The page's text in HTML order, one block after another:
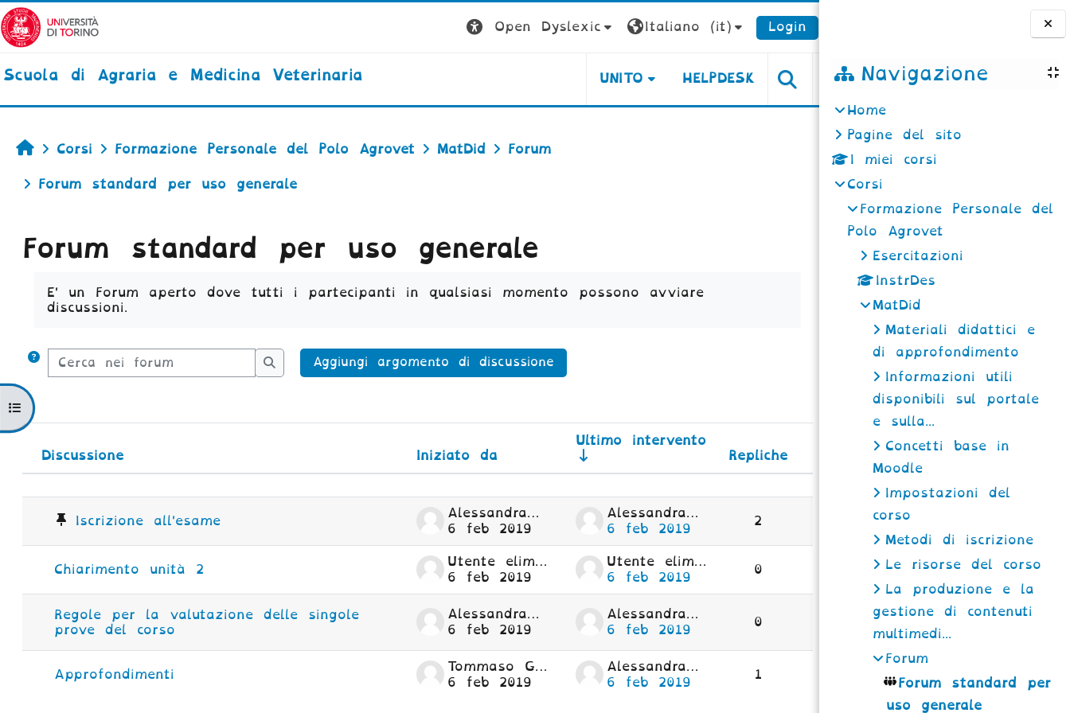
Vai al contenuto principale
Blocchi
Navigazione
Home
Pagine del sito
I miei corsi
Corsi
Formazione Personale del
Polo Agrovet
Esercitazioni
InstrDes
MatDid
Materiali didattici e
di approfondimento
Informazioni utili
disponibili sul portale
e sulla...
Concetti base in
Moodle
Impostazioni del
corso
Metodi di iscrizione
Le risorse del corso
La produzione e la
gestione di contenuti
multimedi...
Forum
Forum standard per
uso generale
Open Dyslexic Italiano ‎(it)‎ Login
Scuola di Agraria e Medicina Veterinaria UNITO HELPDESK
Apri indice del corso
Home
Corsi Formazione Personale del Polo Agrovet MatDid Forum
Forum standard per uso generale
Forum standard per uso generale
E' un Forum aperto dove tutti i partecipanti in qualsiasi momento possono avviare
discussioni.
Cerca nei forum
Cerca nei forum
Aggiungi argomento di discussione
Stato
Discussione Iniziato da
Ultimo intervento
Repliche
Azioni
Iscrizione all'esame
Alessandra Mulle G.
6 feb 2019
Alessandra Mulle G.
6 feb 2019
2
Chiarimento unità 2
Utente eliminato
6 feb 2019
Utente eliminato
6 feb 2019
0
Regole per la valutazione delle singole
prove del corso
Alessandra Mulle G.
6 feb 2019
Alessandra Mulle G.
6 feb 2019
0
Approfondimenti
Tommaso Ghio
6 feb 2019
Alessandra Mulle G.
6 feb 2019
1